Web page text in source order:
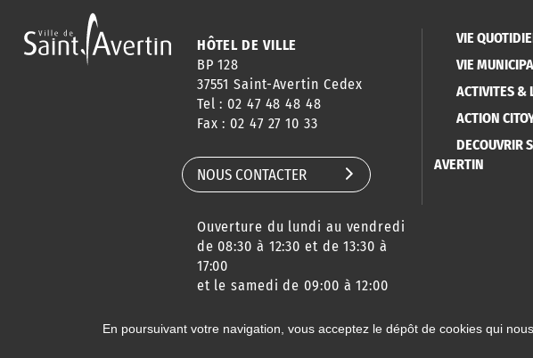
HÔTEL DE VILLE
BP 128
37551 Saint-Avertin Cedex
Tel : 02 47 48 48 48
Fax : 02 47 27 10 33
NOUS CONTACTER
Ouverture du lundi au vendredi
de 08:30 à 12:30 et de 13:30 à
17:00
et le samedi de 09:00 à 12:00
VIE
VIE
ACTIVITES &
ACTION
DECOUVRIR
AVERTIN
En poursuivant votre navigation, vous acceptez le dépôt de cookies qui